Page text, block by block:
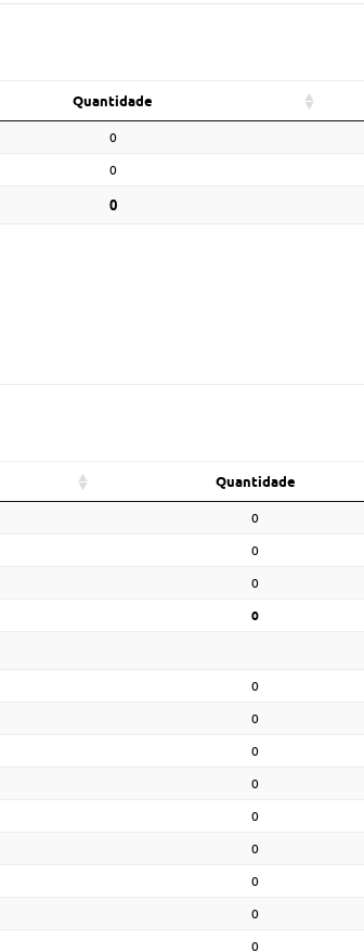
Quantidade
0
0
0
Quantidade
0
0
0
0
0
0
0
0
0
0
0
0
0